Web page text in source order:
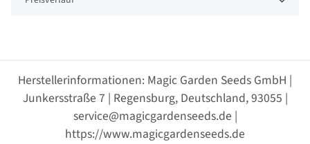
Herstellerinformationen: Magic Garden Seeds GmbH |
Junkersstraße 7 | Regensburg, Deutschland, 93055 |
service@magicgardenseeds.de |
https://www.magicgardenseeds.de